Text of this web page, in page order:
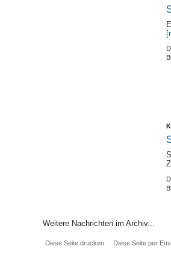
Weitere Nachrichten im Archiv...
Diese Seite drucken Diese Seite per